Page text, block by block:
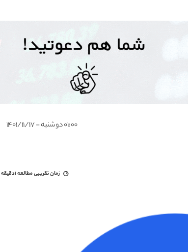
۰۱:۰۰ دوشنبه - ۱۴۰۱/۱۱/۱۷
زمان تقریبی مطالعه۱دقیقه